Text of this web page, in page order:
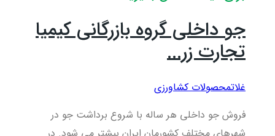
جو داخلی گروه بازرگانی کیمیا
تجارت زر...
غلاتمحصولات کشاورزی
فروش جو داخلی هر ساله با شروع برداشت جو در